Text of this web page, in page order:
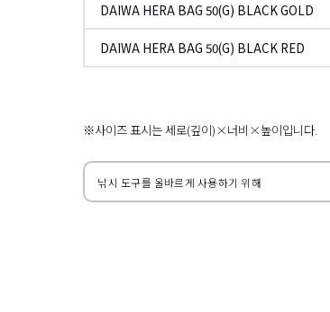
DAIWA HERA BAG 50(G) BLACK GOLD
DAIWA HERA BAG 50(G) BLACK RED
※사이즈 표시는 세로(깊이)×너비×높이입니다.
낚시 도구를 올바르게 사용하기 위해